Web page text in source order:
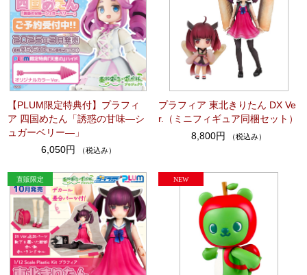
【PLUM限定特典付】プラフィ
ア 四国めたん「誘惑の甘味―シ
ュガーベリー―」
6,050円
（税込み）
プラフィア 東北きりたん DX Ve
r.（ミニフィギュア同梱セット）
8,800円
（税込み）